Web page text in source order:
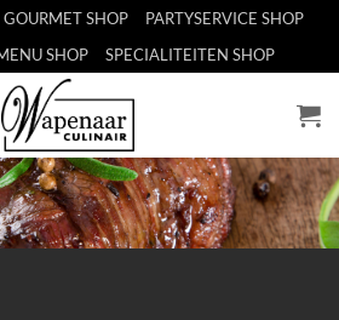
GOURMET SHOP
PARTYSERVICE SHOP
SHOP SPECIALITEITEN SHOP